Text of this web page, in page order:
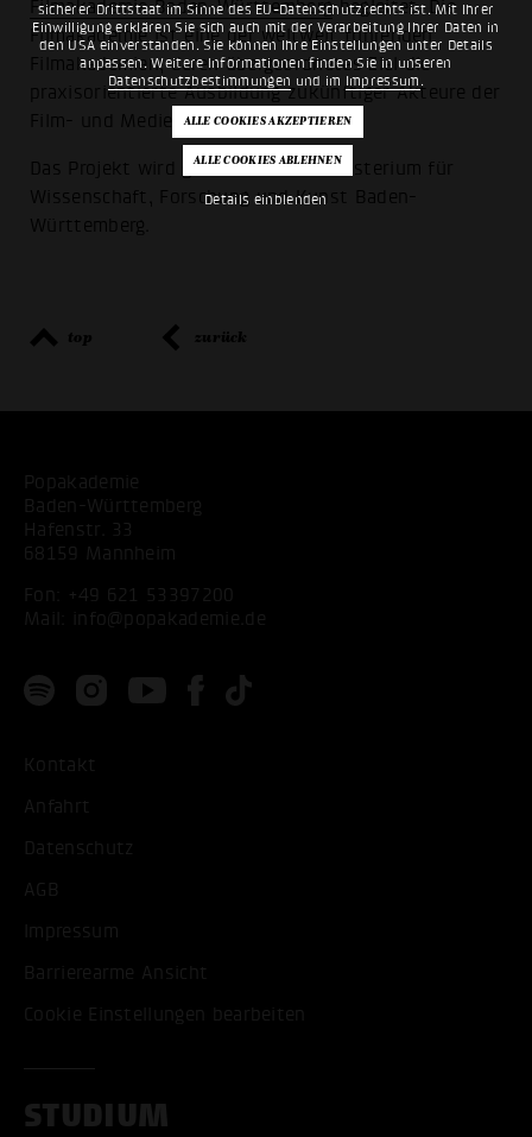
sicherer Drittstaat im Sinne des EU-Datenschutzrechts ist. Mit Ihrer
Einwilligung erklären Sie sich auch mit der Verarbeitung Ihrer Daten in
den USA einverstanden. Sie können Ihre Einstellungen unter Details
anpassen. Weitere Informationen finden Sie in unseren
Datenschutzbestimmungen und im Impressum .
Details einblenden
Filmakademie Baden-Württembergbegleitet. Die
Filmakademie ist eine der weltweit führenden
Filmakademien, deren übergeordnetes Ziel die
praxisorientierte Ausbildung zukünftiger Akteure der
Film- und Medienbranche ist.
Das Projekt wird gefördert vom Ministerium für
Wissenschaft, Forschung und Kunst Baden-
Württemberg.
top zurück
Popakademie
Baden-Württemberg
Hafenstr. 33
68159 Mannheim
Fon:
+49 621 53397200
Mail:
info@popakademie.de
Kontakt
Anfahrt
Datenschutz
AGB
Impressum
Barrierearme Ansicht
Cookie Einstellungen bearbeiten
STUDIUM